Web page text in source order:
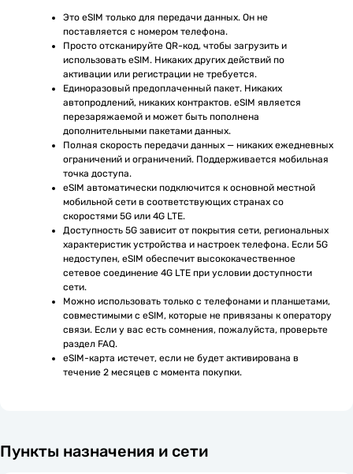
Это eSIM только для передачи данных. Он не
поставляется с номером телефона.
Просто отсканируйте QR-код, чтобы загрузить и
использовать eSIM. Никаких других действий по
активации или регистрации не требуется.
Единоразовый предоплаченный пакет. Никаких
автопродлений, никаких контрактов. eSIM является
перезаряжаемой и может быть пополнена
дополнительными пакетами данных.
Полная скорость передачи данных — никаких ежедневных
ограничений и ограничений. Поддерживается мобильная
точка доступа.
eSIM автоматически подключится к основной местной
мобильной сети в соответствующих странах со
скоростями 5G или 4G LTE.
Доступность 5G зависит от покрытия сети, региональных
характеристик устройства и настроек телефона. Если 5G
недоступен, eSIM обеспечит высококачественное
сетевое соединение 4G LTE при условии доступности
сети.
Можно использовать только с телефонами и планшетами,
совместимыми с eSIM, которые не привязаны к оператору
связи. Если у вас есть сомнения, пожалуйста, проверьте
раздел FAQ.
eSIM-карта истечет, если не будет активирована в
течение 2 месяцев с момента покупки.
Пункты назначения и сети